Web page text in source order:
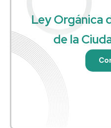
Ley Orgánica
de la